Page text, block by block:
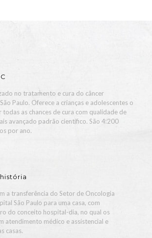
no tratamento e cura do câncer
Paulo. Oferece a crianças e adolescentes o
todas as chances de cura com qualidade de
avançado padrão científico. São 4.200
por ano.
a transferência do Setor de Oncologia
São Paulo para uma casa, com
do conceito hospital-dia, no qual os
atendimento médico e assistencial e
casas.